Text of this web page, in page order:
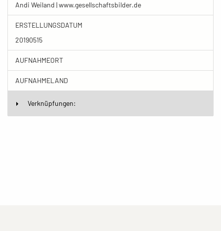
Andi Weiland | www.gesellschaftsbilder.de
ERSTELLUNGSDATUM
20190515
AUFNAHMEORT
AUFNAHMELAND
Verknüpfungen: